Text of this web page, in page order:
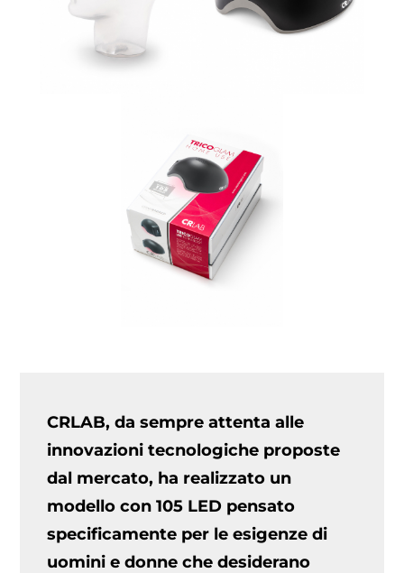
CRLAB, da sempre attenta alle
innovazioni tecnologiche proposte
dal mercato, ha realizzato un
modello con 105 LED pensato
specificamente per le esigenze di
uomini e donne che desiderano